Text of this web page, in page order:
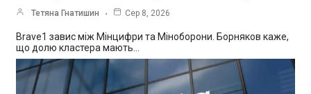
Тетяна Гнатишин Сер 8, 2026
Brave1 завис між Мінцифри та Міноборони. Борняков каже,
що долю кластера мають…